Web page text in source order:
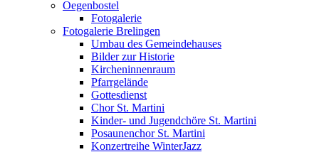
Oegenbostel
Fotogalerie
Fotogalerie Brelingen
Umbau des Gemeindehauses
Bilder zur Historie
Kircheninnenraum
Pfarrgelände
Gottesdienst
Chor St. Martini
Kinder- und Jugendchöre St. Martini
Posaunenchor St. Martini
Konzertreihe WinterJazz